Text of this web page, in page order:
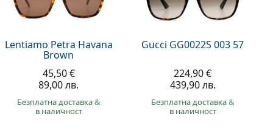
Lentiamo Petra Havana
Brown
45,50 €
89,00 лв.
Безплатна доставка&
в наличност
Gucci GG0022S 003 57
224,90 €
439,90 лв.
Безплатна доставка&
в наличност